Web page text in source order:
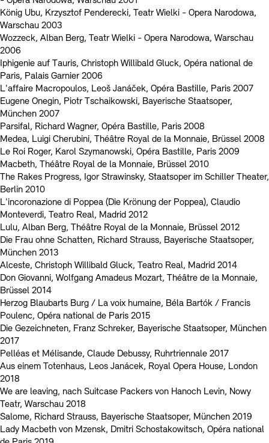
König Ubu, Krzysztof Penderecki, Teatr Wielki - Opera Narodowa,
Warschau 2003
Wozzeck, Alban Berg, Teatr Wielki - Opera Narodowa, Warschau
2006
Iphigenie auf Tauris, Christoph Willibald Gluck, Opéra national de
Paris, Palais Garnier 2006
L'affaire Macropoulos, Leoš Janáček, Opéra Bastille, Paris 2007
Eugene Onegin, Piotr Tschaikowski, Bayerische Staatsoper,
München 2007
Parsifal, Richard Wagner, Opéra Bastille, Paris 2008
Medea, Luigi Cherubini, Théâtre Royal de la Monnaie, Brüssel 2008
Le Roi Roger, Karol Szymanowski, Opéra Bastille, Paris 2009
Macbeth, Théâtre Royal de la Monnaie, Brüssel 2010
The Rakes Progress, Igor Strawinsky, Staatsoper im Schiller Theater,
Berlin 2010
L'incoronazione di Poppea (Die Krönung der Poppea), Claudio
Monteverdi, Teatro Real, Madrid 2012
Lulu, Alban Berg, Théâtre Royal de la Monnaie, Brüssel 2012
Die Frau ohne Schatten, Richard Strauss, Bayerische Staatsoper,
München 2013
Alceste, Christoph Willibald Gluck, Teatro Real, Madrid 2014
Don Giovanni, Wolfgang Amadeus Mozart, Théâtre de la Monnaie,
Brüssel 2014
Herzog Blaubarts Burg / La voix humaine, Béla Bartók / Francis
Poulenc, Opéra national de Paris 2015
Die Gezeichneten, Franz Schreker, Bayerische Staatsoper, München
2017
Pelléas et Mélisande, Claude Debussy, Ruhrtriennale 2017
Aus einem Totenhaus, Leos Janácek, Royal Opera House, London
2018
We are leaving, nach Suitcase Packers von Hanoch Levin, Nowy
Teatr, Warschau 2018
Salome, Richard Strauss, Bayerische Staatsoper, München 2019
Lady Macbeth von Mzensk, Dmitri Schostakowitsch, Opéra national